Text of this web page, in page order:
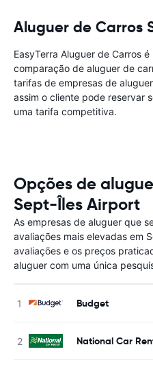
Aluguer de Carros
EasyTerra Aluguer de Carros
comparação de aluguer de
tarifas de empresas de
assim o cliente pode reservar
uma tarifa competitiva.
Opções de
Sept-Îles Airport
As empresas de aluguer que
avaliações mais elevadas em
avaliações e os preços
aluguer com uma única
Budget
National Car